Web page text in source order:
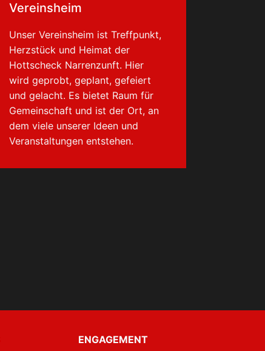
Vereinsheim
Unser Vereinsheim ist Treffpunkt,
Herzstück und Heimat der
Hottscheck Narrenzunft. Hier
wird geprobt, geplant, gefeiert
und gelacht. Es bietet Raum für
Gemeinschaft und ist der Ort, an
dem viele unserer Ideen und
Veranstaltungen entstehen.
ENGAGEMENT